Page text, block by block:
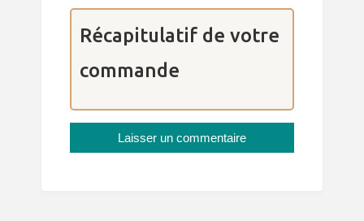
Récapitulatif de votre
commande